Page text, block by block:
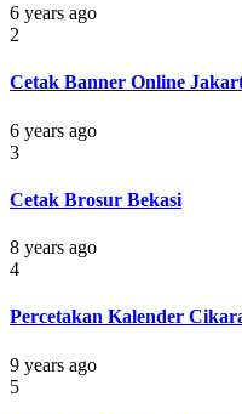
6 years ago
2
Cetak Banner Online
6 years ago
3
Cetak Brosur Bekasi
8 years ago
4
Percetakan Kalender
9 years ago
5